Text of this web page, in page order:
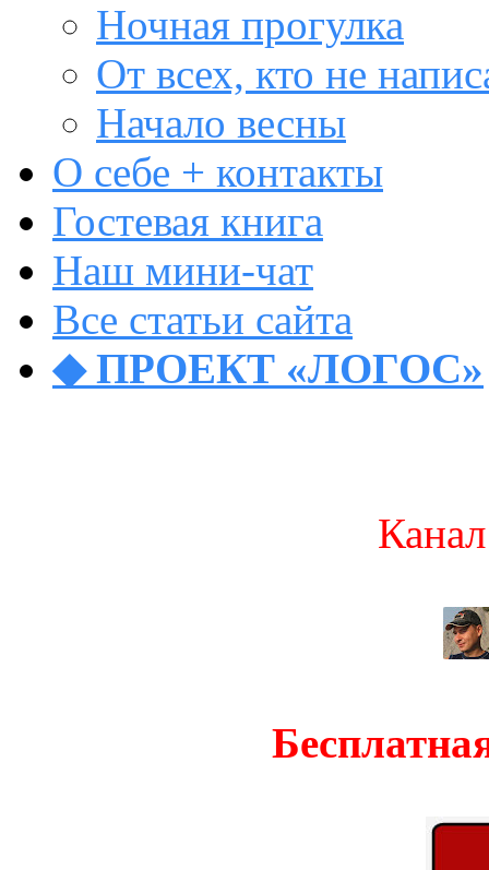
Ночная прогулка
От всех, кто не
Начало весны
О себе + контакты
Гостевая книга
Наш мини-чат
Все статьи сайта
◆ ПРОЕКТ «ЛОГОС»